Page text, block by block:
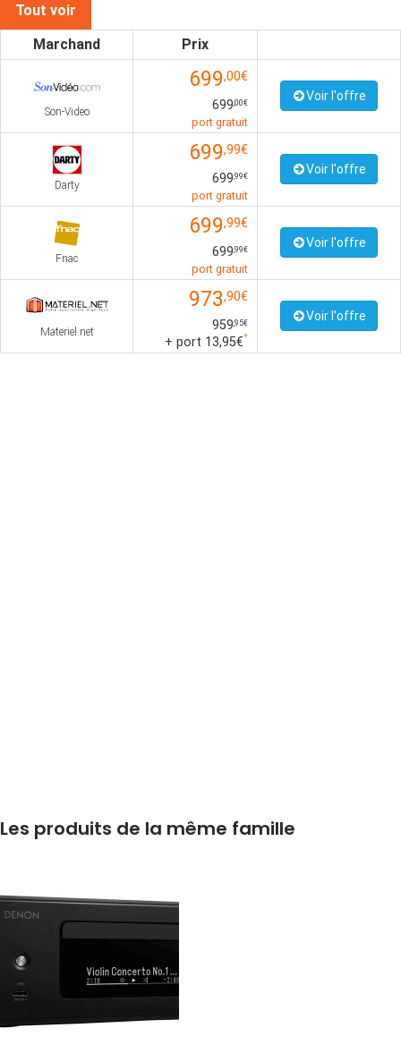
Tout voir
Marchand
Prix
Son-Video
699,00€
699,00€
port gratuit
Voir l'offre
Darty
699,99€
699,99€
port gratuit
Voir l'offre
Fnac
699,99€
699,99€
port gratuit
Voir l'offre
Materiel.net
973,90€
959,95€
+ port 13,95€*
Voir l'offre
Les produits de la même famille